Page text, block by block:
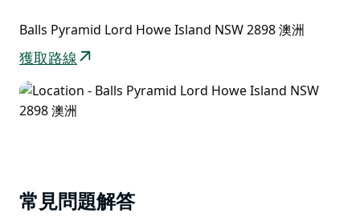
Balls Pyramid Lord Howe Island NSW 2898 澳洲
獲取路線
常見問題解答